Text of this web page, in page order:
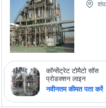
कॉन्सेंट्रेट टोमैटो सॉस
प्रोडक्शन लाइन
नवीनतम कीमत पता करें